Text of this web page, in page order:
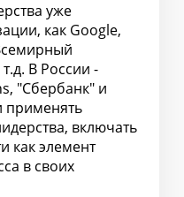
уже
как Google,
В России -
"Сбербанк" и
применять
включать
как элемент
в своих